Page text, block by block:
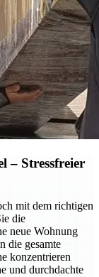
– Stressfreier
mit dem richtigen
die
neue Wohnung
die gesamte
konzentrieren
und durchdachte